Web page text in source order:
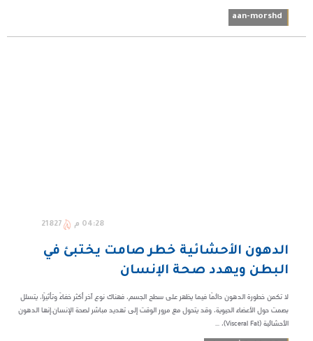
aan-morshd
04:28 م 21827
الدهون الأحشائية خطر صامت يختبئ في
البطن ويهدد صحة الإنسان
لا تكمن خطورة الدهون دائمًا فيما يظهر على سطح الجسم، فهناك نوع آخر أكثر خفاءً وتأثيرًا، يتسلل
بصمت حول الأعضاء الحيوية، وقد يتحول مع مرور الوقت إلى تهديد مباشر لصحة الإنسان.إنها الدهون
الأحشائية (Visceral Fat)، ...